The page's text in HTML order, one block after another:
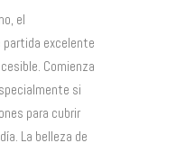
el
partida excelente
Comienza
si
para cubrir
La belleza de